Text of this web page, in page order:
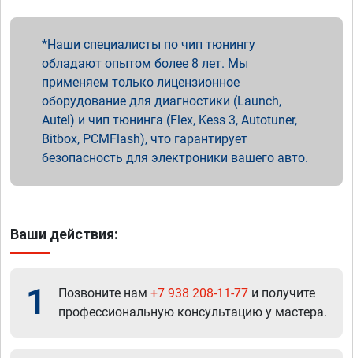
Наши специалисты по чип тюнингу
обладают опытом более 8 лет. Мы
применяем только лицензионное
оборудование для диагностики (Launch,
Autel) и чип тюнинга (Flex, Kess 3, Autotuner,
Bitbox, PCMFlash), что гарантирует
безопасность для электроники вашего авто.
Ваши действия:
1 Позвоните нам +7 938 208-11-77 и получите
профессиональную консультацию у мастера.